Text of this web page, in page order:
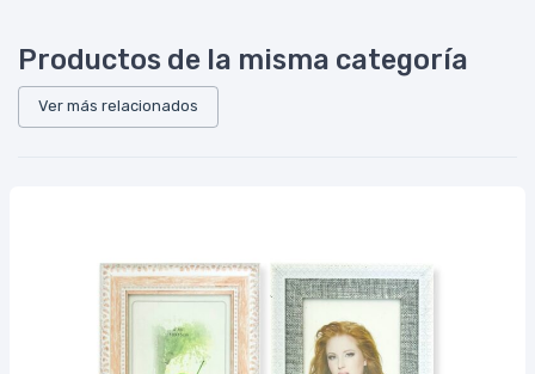
Productos de la misma categoría
Ver más relacionados